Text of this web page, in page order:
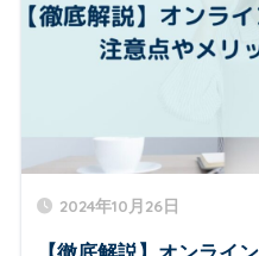
2024年10月26日